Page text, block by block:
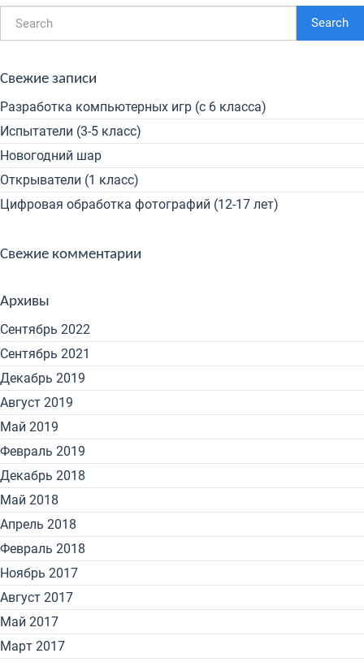
Search
Свежие записи
Разработка компьютерных игр (с 6 класса)
Испытатели (3-5 класс)
Новогодний шар
Открыватели (1 класс)
Цифровая обработка фотографий (12-17 лет)
Свежие комментарии
Архивы
Сентябрь 2022
Сентябрь 2021
Декабрь 2019
Август 2019
Май 2019
Февраль 2019
Декабрь 2018
Май 2018
Апрель 2018
Февраль 2018
Ноябрь 2017
Август 2017
Май 2017
Март 2017